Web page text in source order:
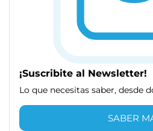
¡Suscribite al Newsletter!
Lo que necesitas saber, desde
SABER